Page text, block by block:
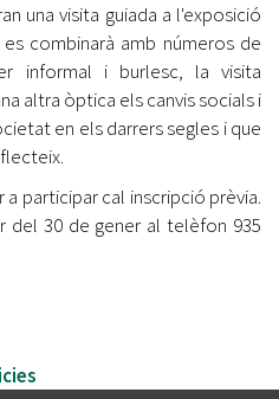
una visita guiada a l'exposició
combinarà amb números de
informal i burlesc, la visita
altra òptica els canvis socials i
en els darrers segles i que
participar cal inscripció prèvia.
del 30 de gener al telèfon 935